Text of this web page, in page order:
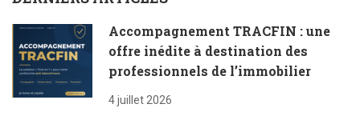
Accompagnement TRACFIN : une
offre inédite à destination des
professionnels de l’immobilier
4 juillet 2026